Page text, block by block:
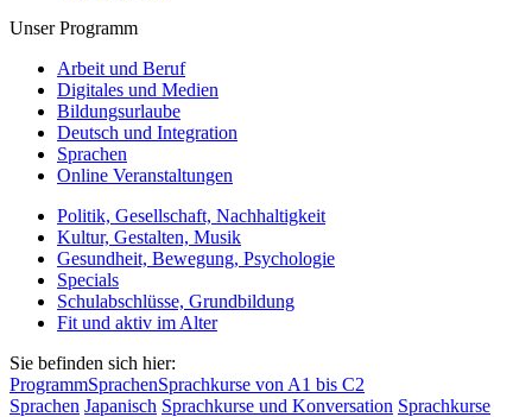
Unser Programm
Arbeit und Beruf
Digitales und Medien
Bildungsurlaube
Deutsch und Integration
Sprachen
Online Veranstaltungen
Politik, Gesellschaft, Nachhaltigkeit
Kultur, Gestalten, Musik
Gesundheit, Bewegung, Psychologie
Specials
Schulabschlüsse, Grundbildung
Fit und aktiv im Alter
Sie befinden sich hier:
ProgrammSprachenSprachkurse von A1 bis C2
Sprachen Japanisch Sprachkurse und Konversation Sprachkurse